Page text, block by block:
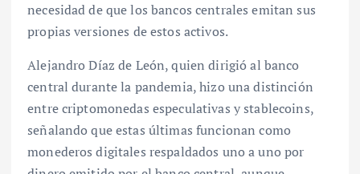
necesidad de que los bancos centrales emitan sus
propias versiones de estos activos.
Alejandro Díaz de León, quien dirigió al banco
central durante la pandemia, hizo una distinción
entre criptomonedas especulativas y stablecoins,
señalando que estas últimas funcionan como
monederos digitales respaldados uno a uno por